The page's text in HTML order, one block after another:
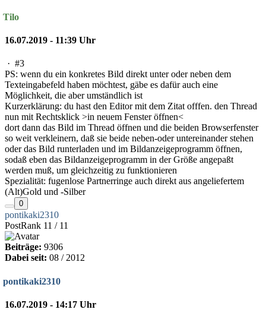
Tilo
16.07.2019 - 11:39 Uhr
· #3
PS: wenn du ein konkretes Bild direkt unter oder neben dem
Texteingabefeld haben möchtest, gäbe es dafür auch eine
Möglichkeit, die aber umständlich ist
Kurzerklärung: du hast den Editor mit dem Zitat offfen. den Thread
nun mit Rechtsklick >in neuem Fenster öffnen<
dort dann das Bild im Thread öffnen und die beiden Browserfenster
so weit verkleinern, daß sie beide neben-oder untereinander stehen
oder das Bild runterladen und im Bildanzeigeprogramm öffnen,
sodaß eben das Bildanzeigeprogramm in der Größe angepaßt
werden muß, um gleichzeitig zu funktionieren
Spezialität: fugenlose Partnerringe auch direkt aus angeliefertem
(Alt)Gold und -Silber
0
pontikaki2310
PostRank 11 / 11
Beiträge: 9306
Dabei seit: 08 / 2012
pontikaki2310
16.07.2019 - 14:17 Uhr